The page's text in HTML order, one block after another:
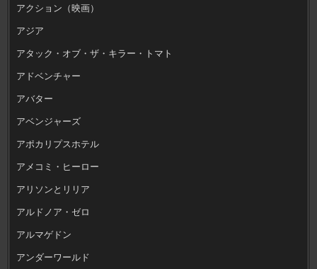
アクション（映画）
アジア
アタック・オブ・ザ・キラー・トマト
アドベンチャー
アバター
アベンジャーズ
アポカリプスホテル
アメコミ・ヒーロー
アリソンとリリア
アルドノア・ゼロ
アルマゲドン
アンダーワールド